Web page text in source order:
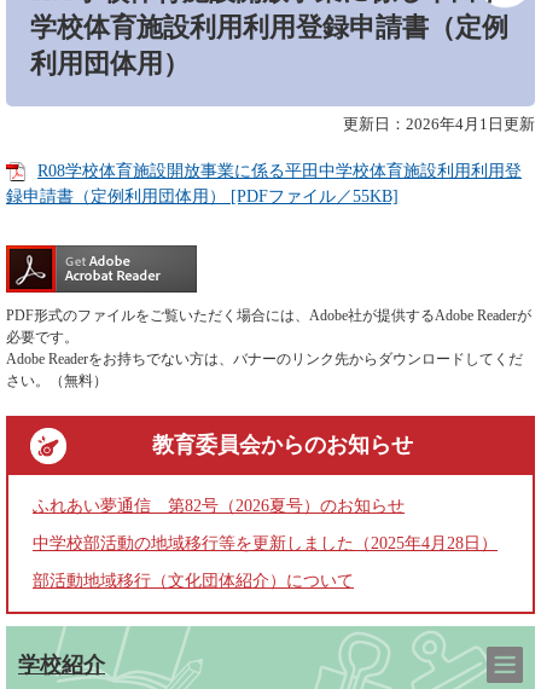
学校体育施設利用利用登録申請書（定例
利用団体用）
更新日：2026年4月1日更新
R08学校体育施設開放事業に係る平田中学校体育施設利用利用登
録申請書（定例利用団体用） [PDFファイル／55KB]
PDF形式のファイルをご覧いただく場合には、Adobe社が提供するAdobe Readerが
必要です。
Adobe Readerをお持ちでない方は、バナーのリンク先からダウンロードしてくだ
さい。（無料）
教育委員会からのお知らせ
ふれあい夢通信 第82号（2026夏号）のお知らせ
中学校部活動の地域移行等を更新しました（2025年4月28日）
部活動地域移行（文化団体紹介）について
学校紹介